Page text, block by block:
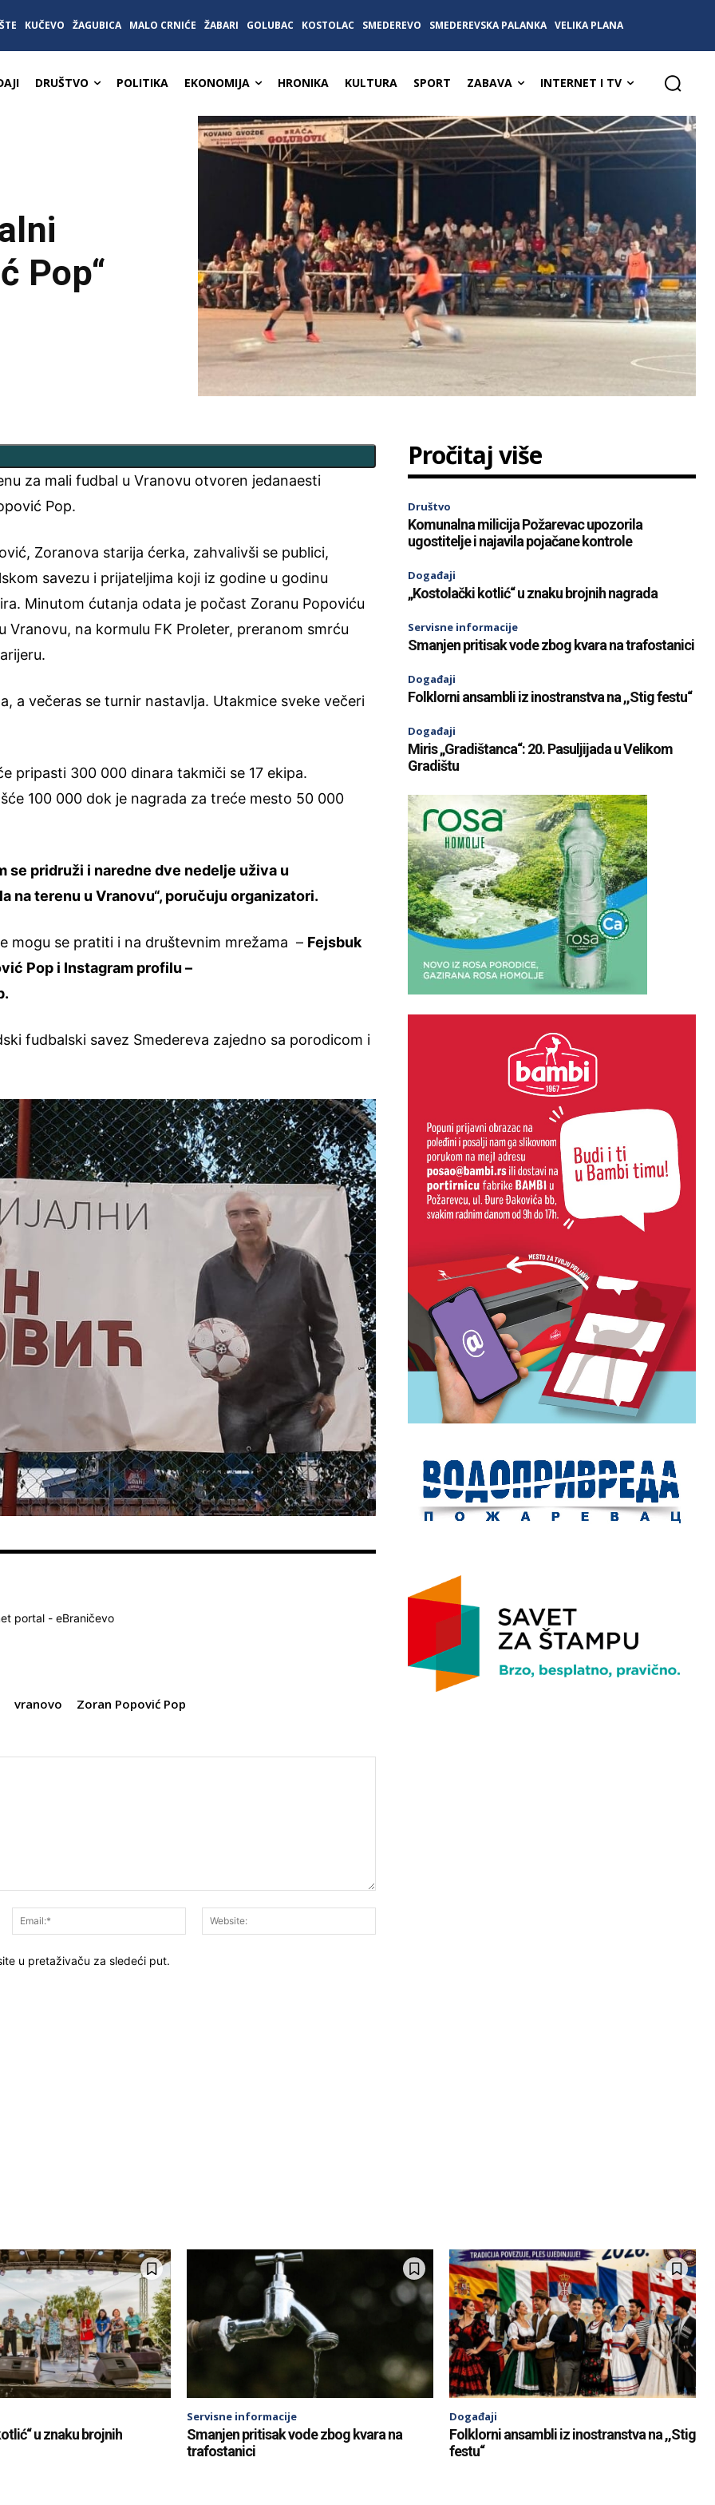
KUČEVO ŽAGUBICA MALO CRNIĆE ŽABARI GOLUBAC KOSTOLAC SMEDEREVO SMEDEREVSKA PALANKA VELIKA PLANA
DRUŠTVO POLITIKA EKONOMIJA HRONIKA KULTURA SPORT ZABAVA INTERNET I TV
Pop“
za mali fudbal u Vranovu otvoren jedanaesti
Pop.
Zoranova starija ćerka, zahvalivši se publici,
savezu i prijateljima koji iz godine u godinu
Minutom ćutanja odata je počast Zoranu Popoviću
Vranovu, na kormulu FK Proleter, preranom smrću
a večeras se turnir nastavlja. Utakmice sveke večeri
pripasti 300 000 dinara takmiči se 17 ekipa.
100 000 dok je nagrada za treće mesto 50 000
se pridruži i naredne dve nedelje uživa u
na terenu u Vranovu“, poručuju organizatori.
mogu se pratiti i na društevnim mrežama – Fejsbuk
Pop i Instagram profilu –
fudbalski savez Smedereva zajedno sa porodicom i
portal - eBraničevo
vranovo Zoran Popović Pop
Ime:*
Email:*
u pretaživaču za sledeći put.
Pročitaj više
Društvo
Komunalna milicija Požarevac upozorila
ugostitelje i najavila pojačane kontrole
Događaji
„Kostolački kotlić“ u znaku brojnih nagrada
Servisne informacije
Smanjen pritisak vode zbog kvara na trafostanici
Događaji
Folklorni ansambli iz inostranstva na ,,Stig festu“
Događaji
Miris „Gradištanca“: 20. Pasuljijada u Velikom
Gradištu
u znaku brojnih
Servisne informacije
Smanjen pritisak vode zbog kvara na
trafostanici
Događaji
Folklorni ansambli iz inostranstva na ,,Stig
festu“